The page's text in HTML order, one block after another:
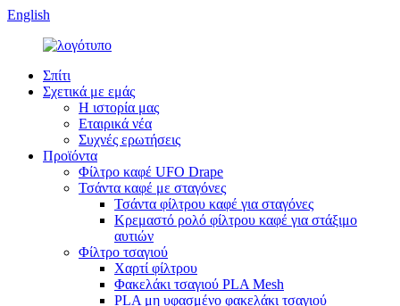
English
Σπίτι
Σχετικά με εμάς
Η ιστορία μας
Εταιρικά νέα
Συχνές ερωτήσεις
Προϊόντα
Φίλτρο καφέ UFO Drape
Τσάντα καφέ με σταγόνες
Τσάντα φίλτρου καφέ για σταγόνες
Κρεμαστό ρολό φίλτρου καφέ για στάξιμο
αυτιών
Φίλτρο τσαγιού
Χαρτί φίλτρου
Φακελάκι τσαγιού PLA Mesh
PLA μη υφασμένο φακελάκι τσαγιού